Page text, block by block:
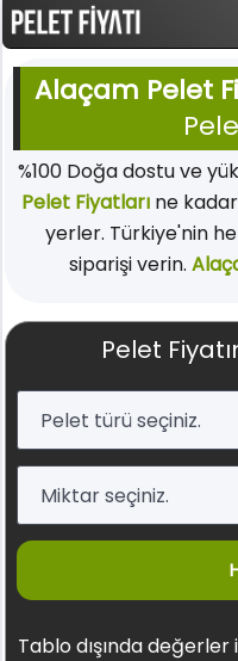
Alaçam Pelet
%100 Doğa dostu ve
Pelet Fiyatlarıne
yerler. Türkiye'nin
siparişi verin.
Pelet
Tablo dışında